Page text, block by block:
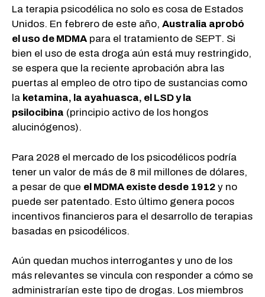
La terapia psicodélica no solo es cosa de Estados
Unidos. En febrero de este año, Australia aprobó
el uso de MDMA para el tratamiento de SEPT. Si
bien el uso de esta droga aún está muy restringido,
se espera que la reciente aprobación abra las
puertas al empleo de otro tipo de sustancias como
la ketamina, la ayahuasca, el LSD y la
psilocibina (principio activo de los hongos
alucinógenos).
Para 2028 el mercado de los psicodélicos podría
tener un valor de más de 8 mil millones de dólares,
a pesar de que el MDMA existe desde 1912 y no
puede ser patentado. Esto último genera pocos
incentivos financieros para el desarrollo de terapias
basadas en psicodélicos.
Aún quedan muchos interrogantes y uno de los
más relevantes se vincula con responder a cómo se
administrarían este tipo de drogas. Los miembros